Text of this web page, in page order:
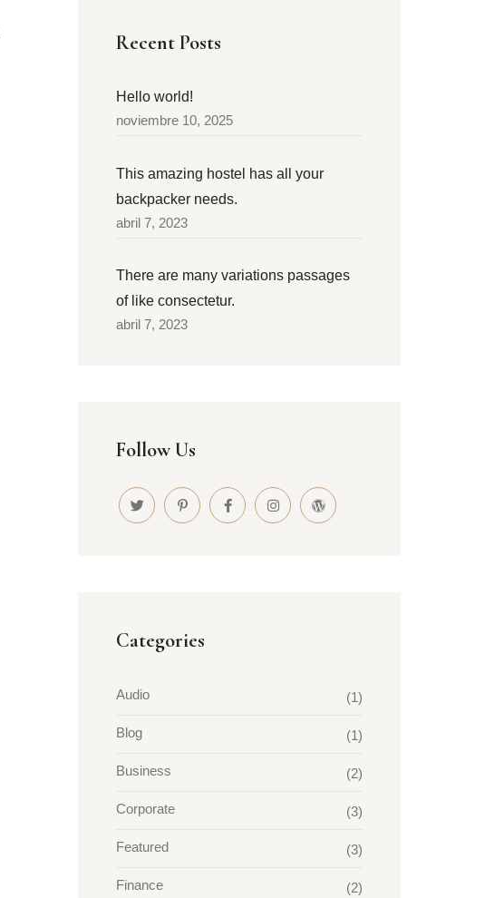
Recent Posts
Hello world!
noviembre 10, 2025
This amazing hostel has all your
backpacker needs.
abril 7, 2023
There are many variations passages
of like consectetur.
abril 7, 2023
Follow Us
Categories
Audio (1)
Blog (1)
Business (2)
Corporate (3)
Featured (3)
Finance (2)